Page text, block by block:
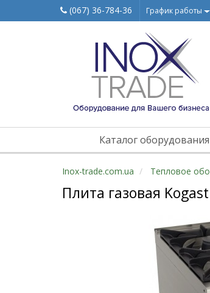
(067) 36-784-36 График работы
Каталог оборудования
Inox-trade.com.ua Тепловое
Плита газовая